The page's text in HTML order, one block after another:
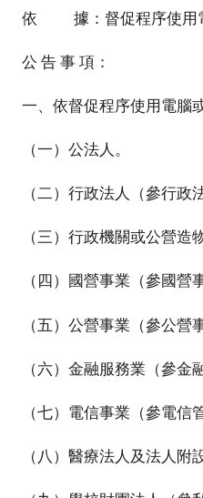
依 據：督促程序使用電
公 告 事 項：
一、依督促程序使用電腦
（一）公法人。
（二）行政法人（參行政
（三）行政機關或公營造
（四）國營事業（參國營
（五）公營事業（參公營
（六）金融服務業（參金
（七）電信事業（參電信
（八）醫療法人及法人附